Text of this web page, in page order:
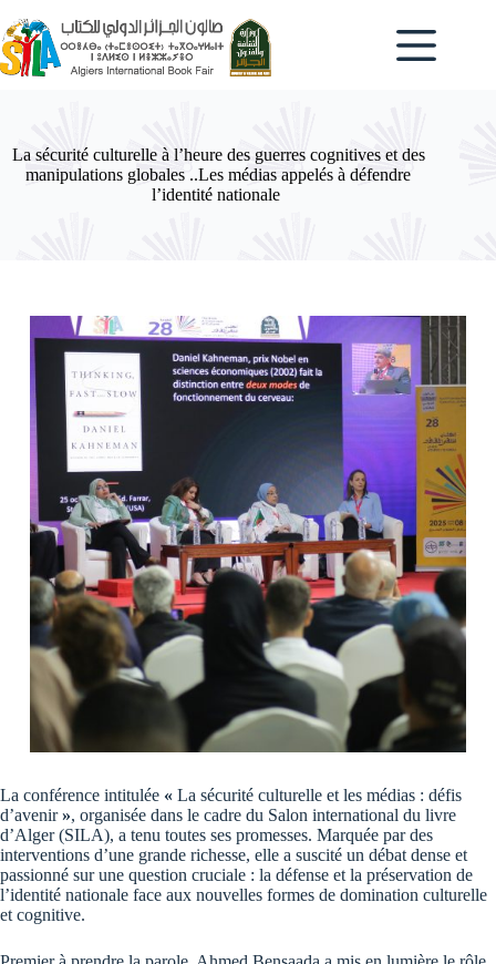
au
contenu
La sécurité culturelle à l’heure des guerres cognitives et des
manipulations globales ..Les médias appelés à défendre
l’identité nationale
La conférence intitulée « La sécurité culturelle et les médias : défis
d’avenir», organisée dans le cadre du Salon international du livre
d’Alger (SILA), a tenu toutes ses promesses. Marquée par des
interventions d’une grande richesse, elle a suscité un débat dense et
passionné sur une question cruciale : la défense et la préservation de
l’identité nationale face aux nouvelles formes de domination culturelle
et cognitive.